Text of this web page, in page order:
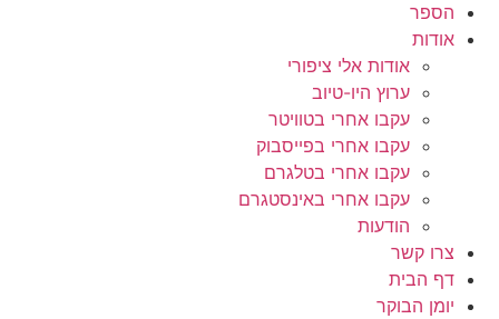
הספר
אודות
אודות אלי ציפורי
ערוץ היו-טיוב
עקבו אחרי בטוויטר
עקבו אחרי בפייסבוק
עקבו אחרי בטלגרם
עקבו אחרי באינסטגרם
הודעות
צרו קשר
דף הבית
יומן הבוקר